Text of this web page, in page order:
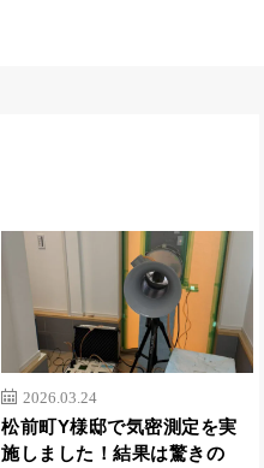
2026.03.24
松前町Y様邸で気密測定を実
施しました！結果は驚きの